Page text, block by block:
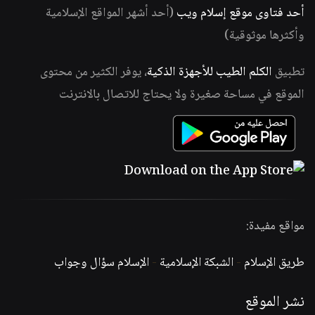
أحد فتاوى موقع إسلام ويب (أحد أشهر المواقع الإسلامية
وأكثرها موثوقية)
تطبيق الكلم الطيب للأجهزة الذكية، يوفر الكثير من محتوى
الموقع في مساحة صغيرة ولا يحتاج للاتصال بالانترنت
مواقع مفيدة:
طريق الإسلام -الشبكة الإسلامية -الإسلام سؤال وجواب
نشر الموقع